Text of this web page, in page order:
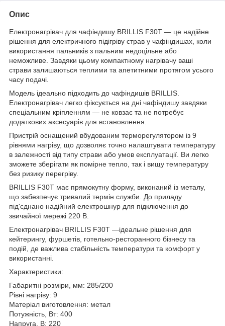
Опис
Електронагрівач для чафіндишу BRILLIS F30T — це надійне
рішення для електричного підігріву страв у чафіндишах, коли
використання пальників з пальним недоцільне або
неможливе. Завдяки цьому компактному нагрівачу ваші
страви залишаються теплими та апетитними протягом усього
часу подачі.
Модель ідеально підходить до чафіндишів BRILLIS.
Електронагрівач легко фіксується на дні чафіндишу завдяки
спеціальним кріпленням — не ковзає та не потребує
додаткових аксесуарів для встановлення.
Пристрій оснащений вбудованим терморегулятором із 9
рівнями нагріву, що дозволяє точно налаштувати температуру
в залежності від типу страви або умов експлуатації. Ви легко
зможете зберігати як помірне тепло, так і вищу температуру
без ризику перегріву.
BRILLIS F30T має прямокутну форму, виконаний із металу,
що забезпечує тривалий термін служби. До приладу
під'єднано надійний електрошнур для підключення до
звичайної мережі 220 В.
Електронагрівач BRILLIS F30T —ідеальне рішення для
кейтерингу, фуршетів, готельно-ресторанного бізнесу та
подій, де важлива стабільність температури та комфорт у
використанні.
Характеристики:
Габаритні розміри, мм: 285/200
Рівні нагріву: 9
Матеріал виготовлення: метал
Потужність, Вт: 400
Напруга, В: 220